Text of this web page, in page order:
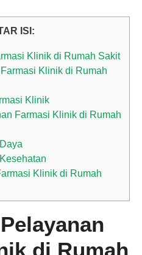
ISI:
Klinik di Rumah Sakit
Klinik di Rumah
Klinik
Farmasi Klinik di Rumah
Klinik di Rumah
di Rumah